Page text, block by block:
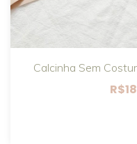
Calcinha Sem